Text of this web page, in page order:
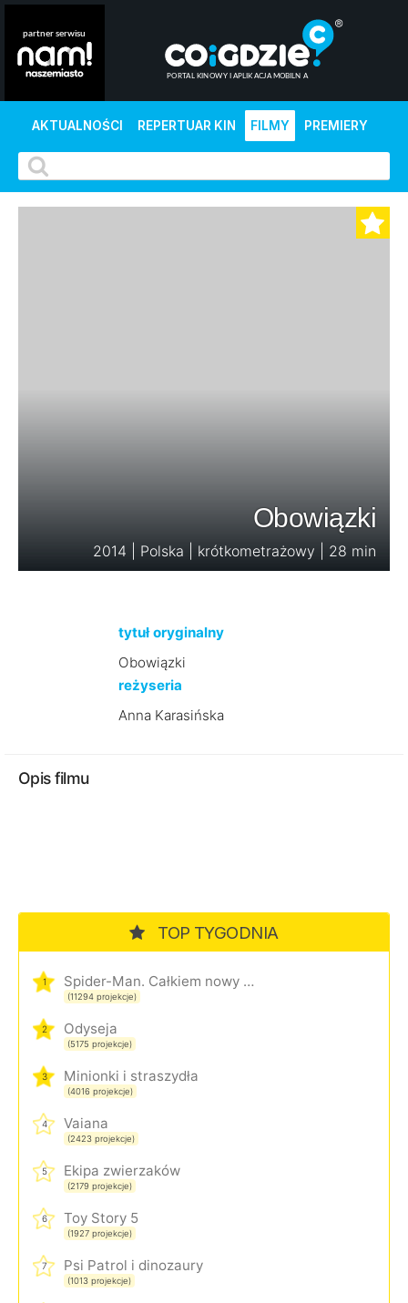
AKTUALNOŚCI REPERTUAR KIN FILMY PREMIERY
Obowiązki
2014 | Polska | krótkometrażowy | 28 min
tytuł oryginalny
Obowiązki
reżyseria
Anna Karasińska
Opis filmu
TOP TYGODNIA
1 Spider-Man. Całkiem nowy dzień
(11294 projekcje)
2 Odyseja
(5175 projekcje)
3 Minionki i straszydła
(4016 projekcje)
4 Vaiana
(2423 projekcje)
5 Ekipa zwierzaków
(2179 projekcje)
6 Toy Story 5
(1927 projekcje)
7 Psi Patrol i dinozaury
(1013 projekcje)